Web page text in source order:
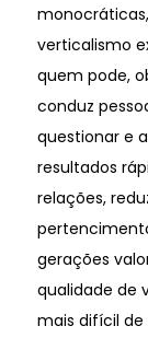
verticalismo
quem pode,
conduz
questionar e
resultados
relações,
gerações
qualidade de
mais difícil de